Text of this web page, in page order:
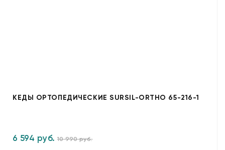
КЕДЫ ОРТОПЕДИЧЕСКИЕ SURSIL-ORTHO 65-216-1
6 594 руб. 10 990 руб.